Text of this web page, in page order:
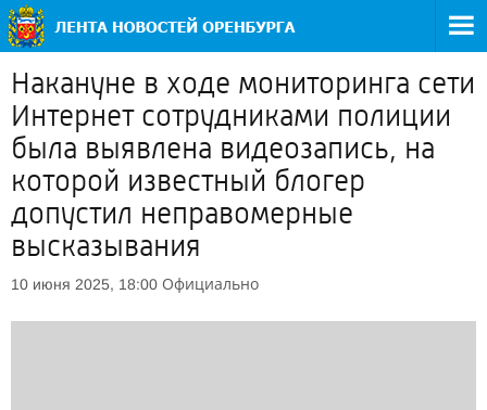
Накануне в ходе мониторинга сети
Интернет сотрудниками полиции
была выявлена видеозапись, на
которой известный блогер
допустил неправомерные
высказывания
10 июня 2025, 18:00 Официально